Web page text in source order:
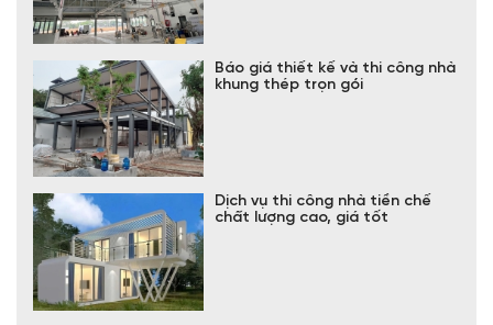
Báo giá thiết kế và thi công nhà
khung thép trọn gói
Dịch vụ thi công nhà tiền chế
chất lượng cao, giá tốt